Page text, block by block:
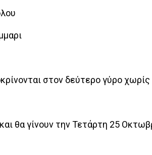
στον δεύτερο γύρο
θα γίνουν την Τετάρτη 25